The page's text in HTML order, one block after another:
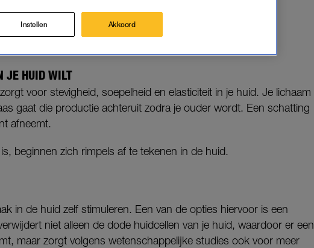
en bepaalde skincare-ingrediënten.
JE HUID WILT
voor stevigheid, soepelheid en elasticiteit in je huid. Je lichaam
gaat die productie achteruit zodra je ouder wordt. Een schatting
afneemt.
beginnen zich rimpels af te tekenen in de huid.
in de huid zelf stimuleren. Een van de opties hiervoor is een
niet alleen de dode huidcellen van je huid, waardoor er een
maar zorgt volgens wetenschappelijke studies ook voor meer
Instellen Akkoord